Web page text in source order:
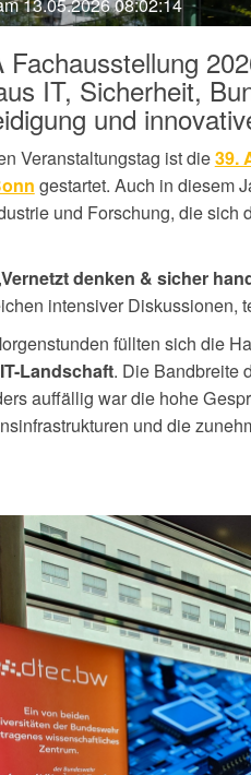
Fachausstellung
IT, Sicherheit,
und
Veranstaltungstag ist die39.
gestartet. Auch in diesem
und Forschung, die
denken & sicher
intensiver
füllten sich die
Landschaft. Die Bandbreite
auffällig war die hohe
und die